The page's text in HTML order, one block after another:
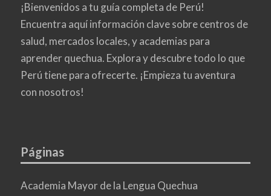
¡Bienvenidos a tu guía completa de Perú!
Encuentra aquí información clave sobre centros de
salud, mercados locales, y academias para
aprender quechua. Explora y descubre todo lo que
Perú tiene para ofrecerte. ¡Empieza tu aventura
con nosotros!
Páginas
Academia Mayor de la Lengua Quechua